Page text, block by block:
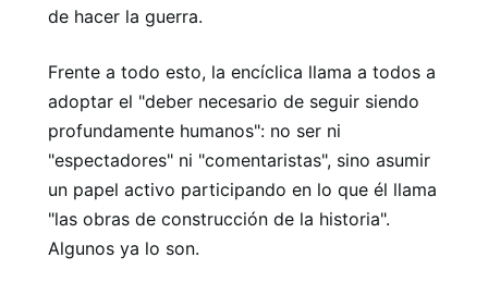
de hacer la guerra.
Frente a todo esto, la encíclica llama a todos a
adoptar el "deber necesario de seguir siendo
profundamente humanos": no ser ni
"espectadores" ni "comentaristas", sino asumir
un papel activo participando en lo que él llama
"las obras de construcción de la historia".
Algunos ya lo son.